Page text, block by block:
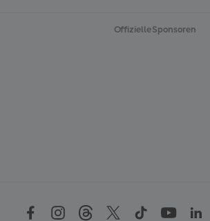
Offizielle Sponsoren